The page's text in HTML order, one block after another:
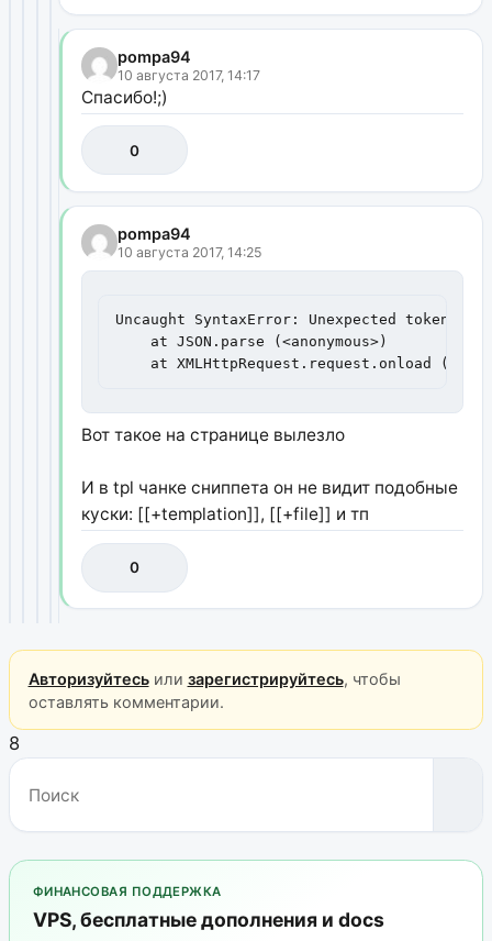
pompa94
10 августа 2017, 14:17
Спасибо!;)
0
pompa94
10 августа 2017, 14:25
Uncaught SyntaxError: Unexpected token E
    at JSON.parse (<anonymous>)
at XMLHttpRequest.request.onload
Вот такое на странице вылезло
И в tpl чанке сниппета он не видит подобные
куски: [[+templation]], [[+file]] и тп
0
Авторизуйтесьили зарегистрируйтесь, чтобы
оставлять комментарии.
8
ФИНАНСОВАЯ ПОДДЕРЖКА
VPS, бесплатные дополнения и docs